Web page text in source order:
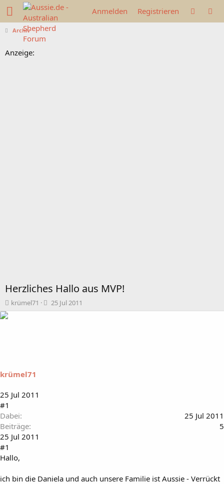
Anmelden Registrieren
Archiv
Anzeige:
Herzliches Hallo aus MVP!
T
h
a
t
e
krümel71
B
e
25 Jul 2011
krümel71
25 Jul 2011
#1
Dabei
25 Jul 2011
Beiträge
5
25 Jul 2011
#1
Hallo,
ich bin die Daniela und auch unsere Familie ist Aussie - Verrückt